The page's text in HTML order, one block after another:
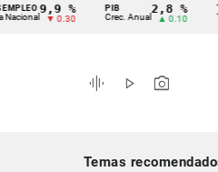
Cintillo
indicadores
económicos
9,9 %
▼ 0.30
PIB
Crec. Anual
2,8 %
▲ 0.10
TRM
Tasa
graphic_eq play_arrow photo_camera
Temas